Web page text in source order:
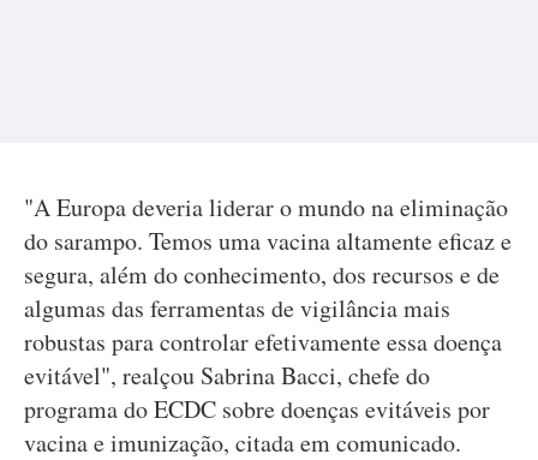
"A Europa deveria liderar o mundo na eliminação
do sarampo. Temos uma vacina altamente eficaz e
segura, além do conhecimento, dos recursos e de
algumas das ferramentas de vigilância mais
robustas para controlar efetivamente essa doença
evitável", realçou Sabrina Bacci, chefe do
programa do ECDC sobre doenças evitáveis por
vacina e imunização, citada em comunicado.